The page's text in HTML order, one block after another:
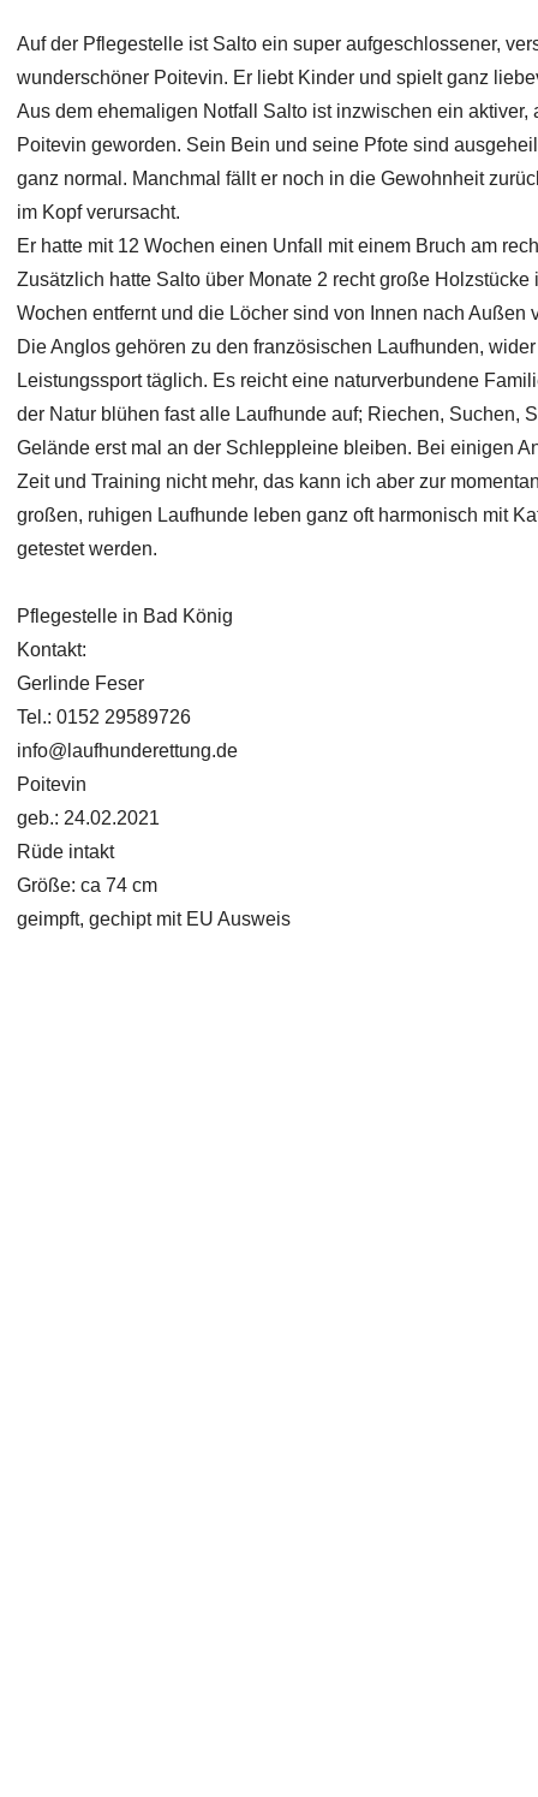
Auf der Pflegestelle ist Salto ein super aufgeschlossener,
wunderschöner Poitevin. Er liebt Kinder und spielt ganz
Aus dem ehemaligen Notfall Salto ist inzwischen ein
Poitevin geworden. Sein Bein und seine Pfote sind
ganz normal. Manchmal fällt er noch in die Gewohnheit
im Kopf verursacht.
Er hatte mit 12 Wochen einen Unfall mit einem Bruch am
Zusätzlich hatte Salto über Monate 2 recht große
Wochen entfernt und die Löcher sind von Innen nach Außen
Die Anglos gehören zu den französischen Laufhunden,
Leistungssport täglich. Es reicht eine naturverbundene
der Natur blühen fast alle Laufhunde auf; Riechen, Suchen,
Gelände erst mal an der Schleppleine bleiben. Bei einigen
Zeit und Training nicht mehr, das kann ich aber zur
großen, ruhigen Laufhunde leben ganz oft harmonisch mit
getestet werden.
Pflegestelle in Bad König
Kontakt:
Gerlinde Feser
Tel.: 0152 29589726
info@laufhunderettung.de
Poitevin
geb.: 24.02.2021
Rüde intakt
Größe: ca 74 cm
geimpft, gechipt mit EU Ausweis